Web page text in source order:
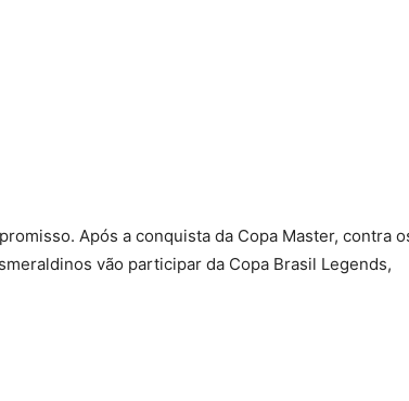
Após a conquista da Copa Master, contra
vão participar da Copa Brasil Legends,